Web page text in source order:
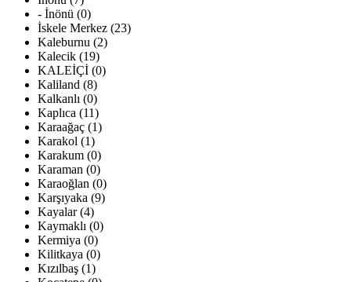
- İnönü (0)
İskele Merkez (23)
Kaleburnu (2)
Kalecik (19)
KALEİÇİ (0)
Kaliland (8)
Kalkanlı (0)
Kaplıca (11)
Karaağaç (1)
Karakol (1)
Karakum (0)
Karaman (0)
Karaoğlan (0)
Karşıyaka (9)
Kayalar (4)
Kaymaklı (0)
Kermiya (0)
Kilitkaya (0)
Kızılbaş (1)